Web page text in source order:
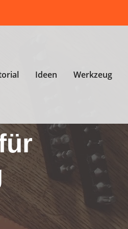
Ideen Werkzeug